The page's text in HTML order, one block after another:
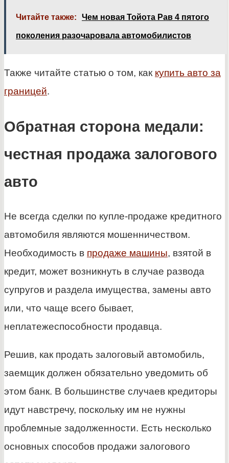
Читайте также: Чем новая Тойота Рав 4 пятого
поколения разочаровала автомобилистов
Также читайте статью о том, как купить авто за
границей.
Обратная сторона медали:
честная продажа залогового
авто
Не всегда сделки по купле-продаже кредитного
автомобиля являются мошенничеством.
Необходимость в продаже машины, взятой в
кредит, может возникнуть в случае развода
супругов и раздела имущества, замены авто
или, что чаще всего бывает,
неплатежеспособности продавца.
Решив, как продать залоговый автомобиль,
заемщик должен обязательно уведомить об
этом банк. В большинстве случаев кредиторы
идут навстречу, поскольку им не нужны
проблемные задолженности. Есть несколько
основных способов продажи залогового